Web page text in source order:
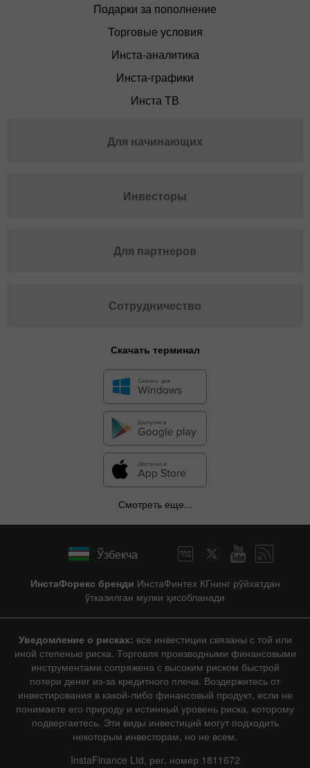
Подарки за пополнение
Торговые условия
Инста-аналитика
Инста-графики
Инста ТВ
Для начинающих
Инвесторы
Для партнеров
Сотрудничество
Скачать терминал
Смотреть еще...
Ўзбекча
ИнстаФорекс бренди ИнстаФинтех КГнинг рўйхатдан
ўтказилган мулки ҳисобланади
Уведомление о рисках: все инвестиции связаны с той или
иной степенью риска. Торговля производными финансовыми
инструментами сопряжена с высоким риском быстрой
потери денег из-за кредитного плеча. Воздержитесь от
инвестирования в какой-либо финансовый продукт, если не
понимаете его природу и истинный уровень риска, которому
подвергаетесь. Эти виды инвестиций могут подходить
некоторым инвесторам, но не всем.
InstaFinance Ltd, рег. номер 1811672